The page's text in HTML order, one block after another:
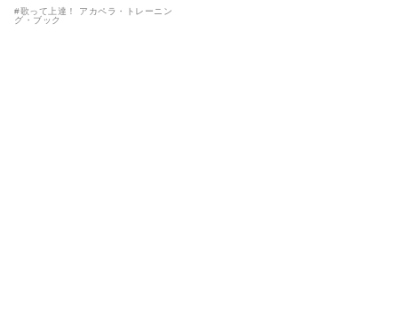
#歌って上達！ アカペラ・トレーニン
グ・ブック